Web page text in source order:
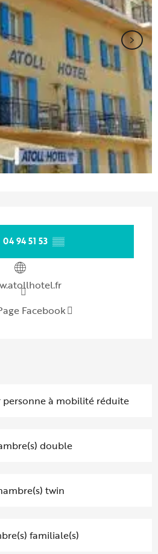
04 94 51 53 ▒▒
Facebook
personne à mobilité réduite
double
twin
familiale(s)